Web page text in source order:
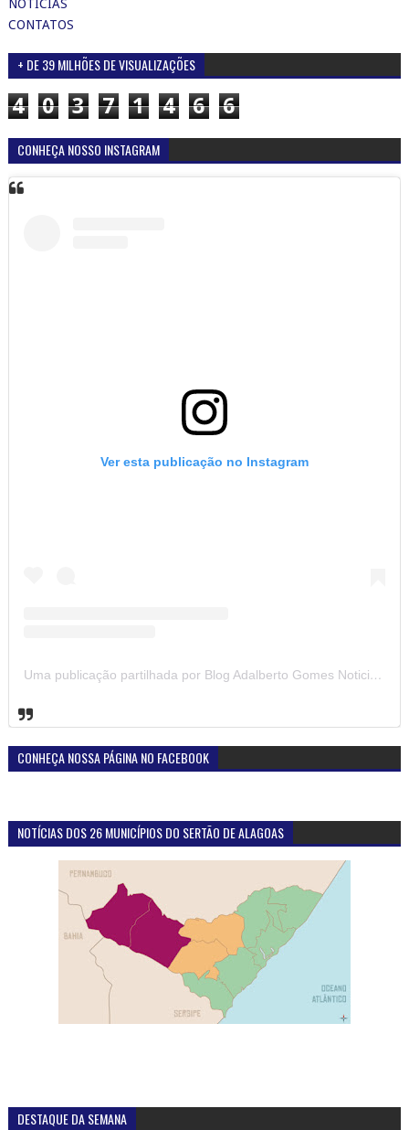
NOTÍCIAS
CONTATOS
+ DE 39 MILHÕES DE VISUALIZAÇÕES
4 0 3 7 1 4 6 6
CONHEÇA NOSSO INSTAGRAM
Ver esta publicação no Instagram
Uma publicação partilhada por Blog Adalberto Gomes Noticias (@blogadalbertogomesnoticiass)
CONHEÇA NOSSA PÁGINA NO FACEBOOK
NOTÍCIAS DOS 26 MUNICÍPIOS DO SERTÃO DE ALAGOAS
DESTAQUE DA SEMANA